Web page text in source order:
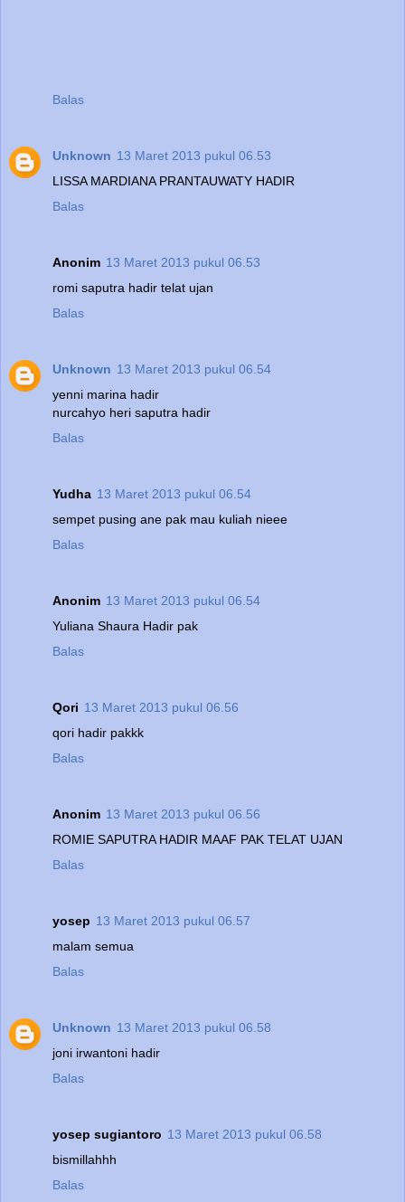
Balas
Unknown 13 Maret 2013 pukul 06.53
LISSA MARDIANA PRANTAUWATY HADIR
Balas
Anonim 13 Maret 2013 pukul 06.53
romi saputra hadir telat ujan
Balas
Unknown 13 Maret 2013 pukul 06.54
yenni marina hadir
nurcahyo heri saputra hadir
Balas
Yudha 13 Maret 2013 pukul 06.54
sempet pusing ane pak mau kuliah nieee
Balas
Anonim 13 Maret 2013 pukul 06.54
Yuliana Shaura Hadir pak
Balas
Qori 13 Maret 2013 pukul 06.56
qori hadir pakkk
Balas
Anonim 13 Maret 2013 pukul 06.56
ROMIE SAPUTRA HADIR MAAF PAK TELAT UJAN
Balas
yosep 13 Maret 2013 pukul 06.57
malam semua
Balas
Unknown 13 Maret 2013 pukul 06.58
joni irwantoni hadir
Balas
yosep sugiantoro 13 Maret 2013 pukul 06.58
bismillahhh
Balas